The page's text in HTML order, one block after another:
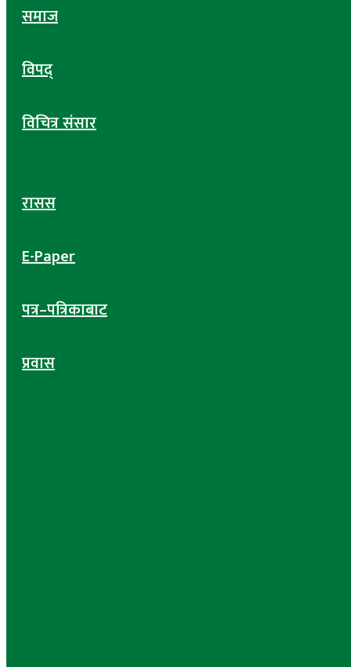
समाज
विपद्
विचित्र संसार
रासस
E-Paper
पत्र–पत्रिकाबाट
प्रवास